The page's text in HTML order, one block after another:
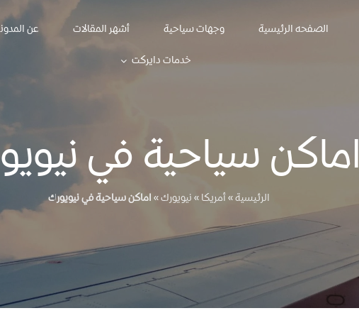
الصفحه الرئيسية وجهات سياحية أشهر المقالات
عن
خدمات دايركت
اماكن سياحية في
الرئيسية»أمريكا»نيويورك»اماكن سياحية في نيويورك